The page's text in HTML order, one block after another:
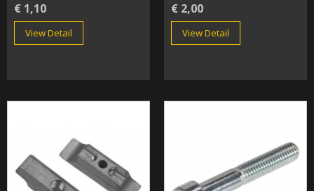
€ 1,10
View Detail
€ 2,00
View Detail